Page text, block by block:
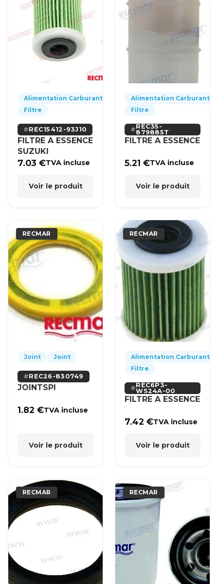
Alimentation Carburant
Filtre
REC15412-93J10
FILTRE A ESSENCE
SUZUKI
7.03€TVA incluse
Voir le produit
Alimentation Carburant
Filtre
REC35-
879885T
FILTRE A ESSENCE
5.21€TVA incluse
Voir le produit
RECMAR
Joint Joint
REC26-830749
JOINTSPI
1.82€TVA incluse
Voir le produit
RECMAR
Alimentation Carburant
Filtre
REC6P3-
WS24A-00
FILTRE A ESSENCE
7.42€TVA incluse
Voir le produit
RECMAR RECMAR